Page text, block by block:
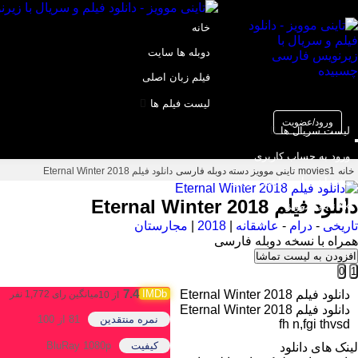
خانه
دوبله ها سایت
فیلم زبان اصلی
لیست فیلم ها
لیست سریال ها
ورود به حساب کاربری
پشتیبان سایت تاینی موویز
4k تاینی موویز
ورود/عضویت
خانه movies1 تاینی موویز دسته دوبله فارسی دانلود فیلم Eternal Winter 2018
دانلود فیلم Eternal Winter 2018
تاریخی - درام - عاشقانه 2018
مجارستان
همراه با نسخه دوبله فارسی
افزودن به لیست تماشا
1
0
7.4 از 10 میانگین رای 1,772 نفر
نمره منتقدین 81 از 100
کیفیت BluRay 1080p
دانلود فیلم Eternal Winter 2018
دانلود فیلم Eternal Winter 2018
fh n,fgi thvsd
لینک های دانلود